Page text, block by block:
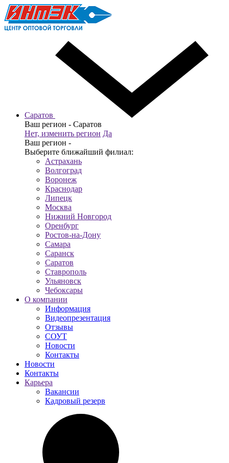
Саратов
Ваш регион - Саратов
Нет, изменить регион Да
Ваш регион -
Выберите ближайший филиал:
Астрахань
Волгоград
Воронеж
Краснодар
Липецк
Москва
Нижний Новгород
Оренбург
Ростов-на-Дону
Самара
Саранск
Саратов
Ставрополь
Ульяновск
Чебоксары
О компании
Информация
Видеопрезентация
Отзывы
СОУТ
Новости
Контакты
Новости
Контакты
Карьера
Вакансии
Кадровый резерв